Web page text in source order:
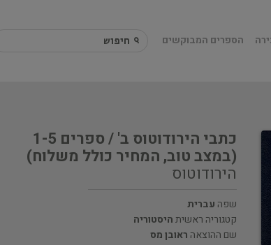
הספרים המבוקשים
כתבי הירודוטוס ב' / ספרים 1-5
(במצב טוב, המחיר כולל משלוח)
הירודוטוס
שפה עברית
קטגוריה ראשיתהיסטוריה
שם ההוצאה ראובן מס